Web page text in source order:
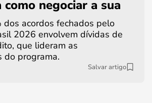
como negociar a sua
dos acordos fechados pelo
2026 envolvem dívidas de
que lideram as
do programa.
Salvar artigo